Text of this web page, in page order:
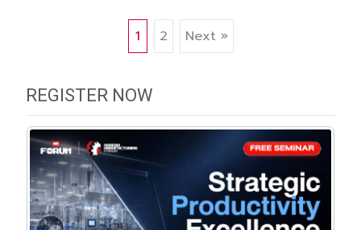
navigation
1 2 Next »
REGISTER NOW